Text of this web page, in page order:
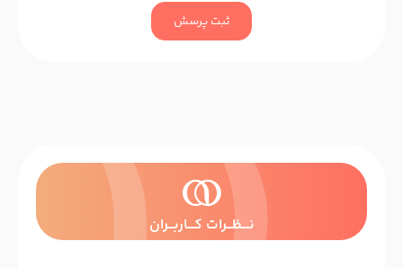
ثبت پرسش
نــــظـــرات کــــاربـــران